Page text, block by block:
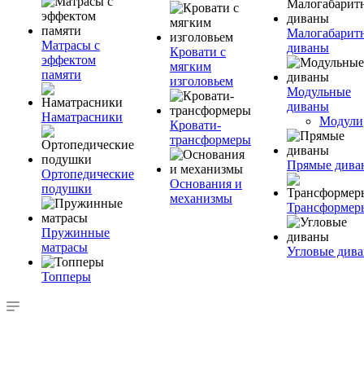
Матрасы с
эффектом
памяти
Наматрасники
Ортопедические
подушки
Пружинные
матрасы
Топперы
Кровати с
мягким
изголовьем
Кровати-
трансформеры
Основания и
механизмы
диваны
Модульные
диваны
Модули
Прямые
Угловые